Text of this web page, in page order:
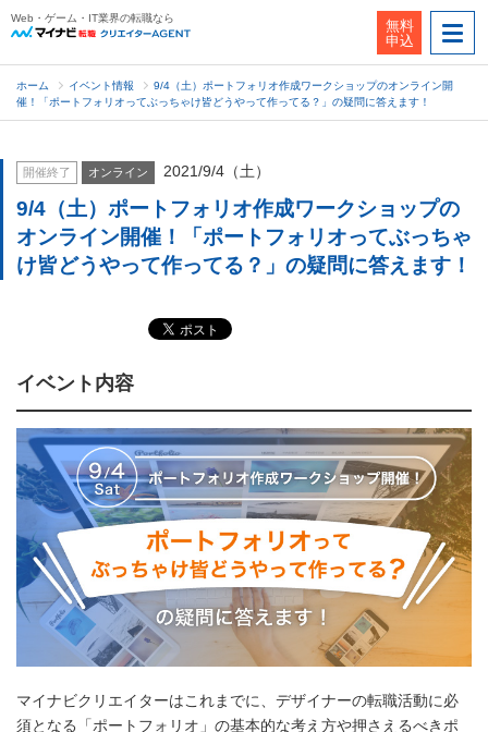
Web・ゲーム・IT業界の転職なら
無料
申込
ホーム イベント情報
9/4（土）ポートフォリオ作成ワークショップのオンライン開
催！「ポートフォリオってぶっちゃけ皆どうやって作ってる？」の疑問に答えます！
開催終了 オンライン 2021/9/4（土）
9/4（土）ポートフォリオ作成ワークショップの
オンライン開催！「ポートフォリオってぶっちゃ
け皆どうやって作ってる？」の疑問に答えます！
イベント内容
マイナビクリエイターはこれまでに、デザイナーの転職活動に必
須となる「ポートフォリオ」の基本的な考え方や押さえるべきポ